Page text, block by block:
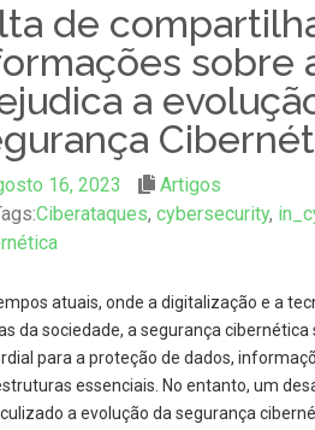
de
sobre
a
16, 2023
Artigos
Ciberataques, cybersecurity,
atuais, onde a digitalização e a
da sociedade, a segurança
para a proteção de dados,
essenciais. No entanto, um
a evolução da segurança